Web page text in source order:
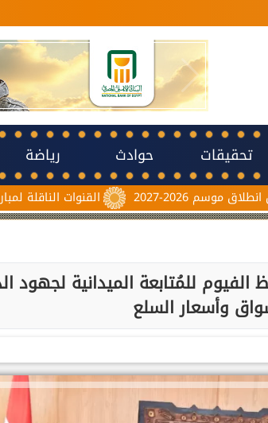
تحقيقات حوادث رياضة
القنوات الناقلة لمباراة باريس
للمُتابعة الميدانية لجهود
وأسعار السلع